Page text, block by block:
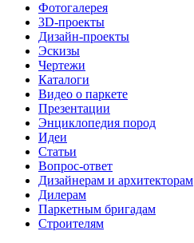
Фотогалерея
3D-проекты
Дизайн-проекты
Эскизы
Чертежи
Каталоги
Видео о паркете
Презентации
Энциклопедия пород
Идеи
Статьи
Вопрос-ответ
Дизайнерам и архитекторам
Дилерам
Паркетным бригадам
Строителям